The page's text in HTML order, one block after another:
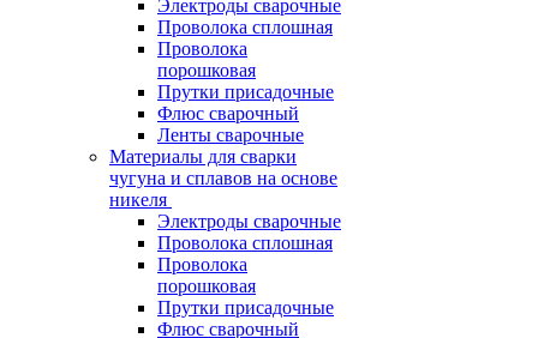
Электроды сварочные
Проволока сплошная
Проволока
порошковая
Прутки присадочные
Флюс сварочный
Ленты сварочные
Материалы для сварки
чугуна и сплавов на основе
никеля
Электроды сварочные
Проволока сплошная
Проволока
порошковая
Прутки присадочные
Флюс сварочный